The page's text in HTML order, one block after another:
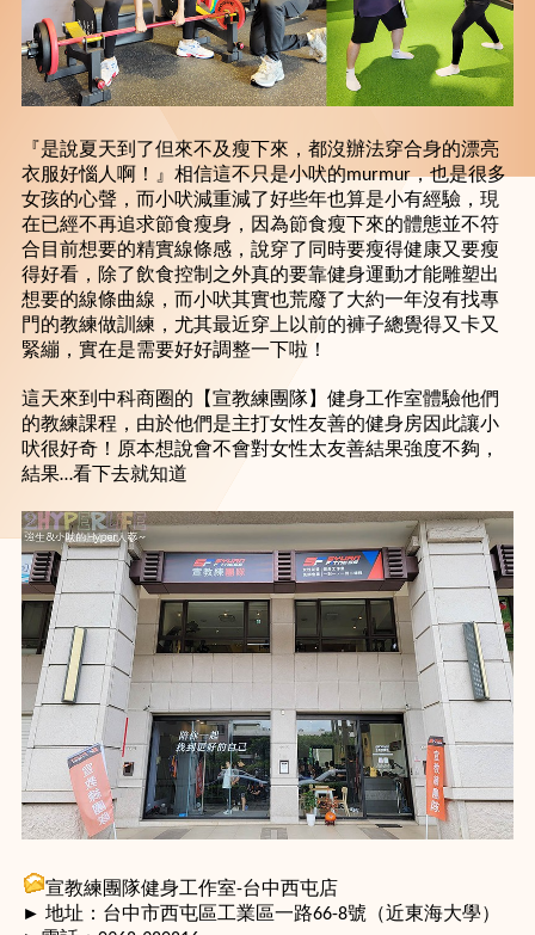
『是說夏天到了但來不及瘦下來，都沒辦法穿合身的漂亮
衣服好惱人啊！』相信這不只是小吠的murmur，也是很多
女孩的心聲，而小吠減重減了好些年也算是小有經驗，現
在已經不再追求節食瘦身，因為節食瘦下來的體態並不符
合目前想要的精實線條感，說穿了同時要瘦得健康又要瘦
得好看，除了飲食控制之外真的要靠健身運動才能雕塑出
想要的線條曲線，而小吠其實也荒廢了大約一年沒有找專
門的教練做訓練，尤其最近穿上以前的褲子總覺得又卡又
緊繃，實在是需要好好調整一下啦！
這天來到中科商圈的【宣教練團隊】健身工作室體驗他們
的教練課程，由於他們是主打女性友善的健身房因此讓小
吠很好奇！原本想說會不會對女性太友善結果強度不夠，
結果…看下去就知道
宣教練團隊健身工作室-台中西屯店
► 地址：台中市西屯區工業區一路66-8號（近東海大學）